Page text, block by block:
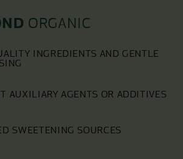
ORGANIC
INGREDIENTS AND GENTLE
AUXILIARY AGENTS OR ADDITIVES
SWEETENING SOURCES